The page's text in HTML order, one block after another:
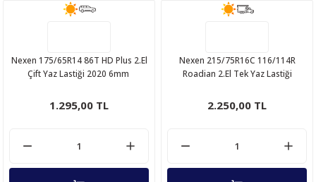
Nexen 175/65R14 86T HD Plus 2.El
Çift Yaz Lastiği 2020 6mm
1.295,00 TL
Nexen 215/75R16C 116/114R
Roadian 2.El Tek Yaz Lastiği
2.250,00 TL